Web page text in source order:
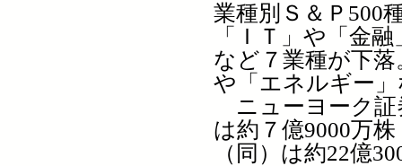
業種別Ｓ＆Ｐ500
「ＩＴ」や「金
など７業種が下
や「エネルギー
ニューヨーク証
は約７億9000万
（同）は約22億